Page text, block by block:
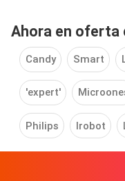
Ahora en oferta
Candy Smart
'expert'
Philips Irobot